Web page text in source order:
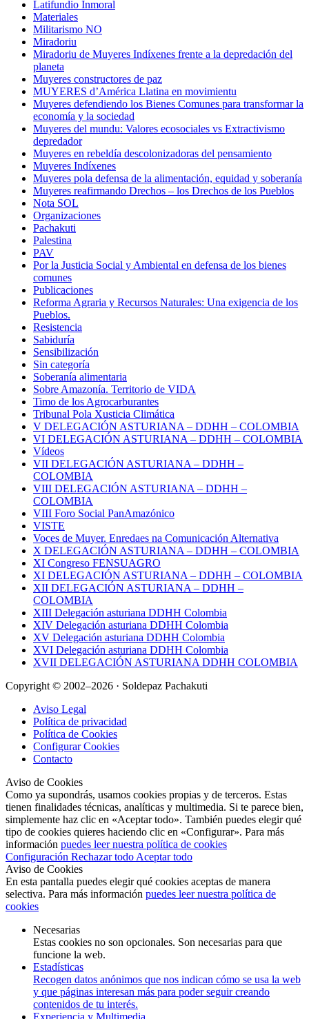
Latifundio Inmoral
Materiales
Militarismo NO
Miradoriu
Miradoriu de Muyeres Indíxenes frente a la depredación del
planeta
Muyeres constructores de paz
MUYERES d’América Llatina en movimientu
Muyeres defendiendo los Bienes Comunes para transformar la
economía y la sociedad
Muyeres del mundu: Valores ecosociales vs Extractivismo
depredador
Muyeres en rebeldía descolonizadoras del pensamiento
Muyeres Indíxenes
Muyeres pola defensa de la alimentación, equidad y soberanía
Muyeres reafirmando Drechos – los Drechos de los Pueblos
Nota SOL
Organizaciones
Pachakuti
Palestina
PAV
Por la Justicia Social y Ambiental en defensa de los bienes
comunes
Publicaciones
Reforma Agraria y Recursos Naturales: Una exigencia de los
Pueblos.
Resistencia
Sabiduría
Sensibilización
Sin categoría
Soberanía alimentaria
Sobre Amazonía. Territorio de VIDA
Timo de los Agrocarburantes
Tribunal Pola Xusticia Climática
V DELEGACIÓN ASTURIANA – DDHH – COLOMBIA
VI DELEGACIÓN ASTURIANA – DDHH – COLOMBIA
Vídeos
VII DELEGACIÓN ASTURIANA – DDHH –
COLOMBIA
VIII DELEGACIÓN ASTURIANA – DDHH –
COLOMBIA
VIII Foro Social PanAmazónico
VISTE
Voces de Muyer. Enredaes na Comunicación Alternativa
X DELEGACIÓN ASTURIANA – DDHH – COLOMBIA
XI Congreso FENSUAGRO
XI DELEGACIÓN ASTURIANA – DDHH – COLOMBIA
XII DELEGACIÓN ASTURIANA – DDHH –
COLOMBIA
XIII Delegación asturiana DDHH Colombia
XIV Delegación asturiana DDHH Colombia
XV Delegación asturiana DDHH Colombia
XVI Delegación asturiana DDHH Colombia
XVII DELEGACIÓN ASTURIANA DDHH COLOMBIA
Copyright © 2002–2026 · Soldepaz Pachakuti
Aviso Legal
Política de privacidad
Política de Cookies
Configurar Cookies
Contacto
Aviso de Cookies
Como ya supondrás, usamos cookies propias y de terceros. Estas
tienen finalidades técnicas, analíticas y multimedia. Si te parece bien,
simplemente haz clic en «Aceptar todo». También puedes elegir qué
tipo de cookies quieres haciendo clic en «Configurar». Para más
información puedes leer nuestra política de cookies
Configuración Rechazar todo Aceptar todo
Aviso de Cookies
En esta pantalla puedes elegir qué cookies aceptas de manera
selectiva. Para más información puedes leer nuestra política de
cookies
Necesarias
Estas cookies no son opcionales. Son necesarias para que
funcione la web.
Estadísticas
Recogen datos anónimos que nos indican cómo se usa la web
y que páginas interesan más para poder seguir creando
contenidos de tu interés.
Experiencia y Multimedia